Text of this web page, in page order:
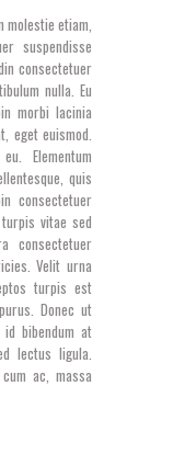
molestie etiam,
suspendisse
consectetuer
nulla. Eu
morbi lacinia
eget euismod.
Elementum
quis
consectetuer
vitae sed
consectetuer
Velit urna
turpis est
Donec ut
bibendum at
lectus ligula.
ac, massa